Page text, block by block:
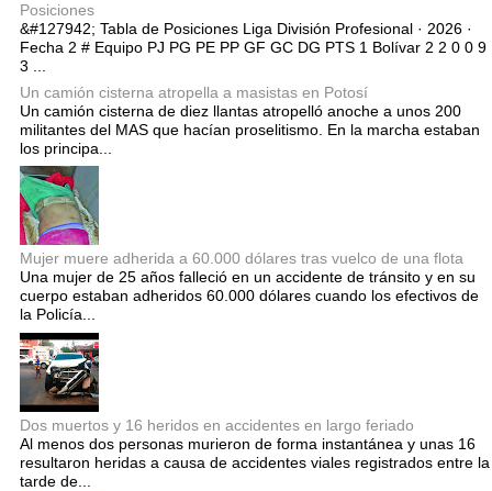
Posiciones
&#127942; Tabla de Posiciones Liga División Profesional · 2026 ·
Fecha 2 # Equipo PJ PG PE PP GF GC DG PTS 1 Bolívar 2 2 0 0 9
3 ...
Un camión cisterna atropella a masistas en Potosí
Un camión cisterna de diez llantas atropelló anoche a unos 200
militantes del MAS que hacían proselitismo. En la marcha estaban
los principa...
Mujer muere adherida a 60.000 dólares tras vuelco de una flota
Una mujer de 25 años falleció en un accidente de tránsito y en su
cuerpo estaban adheridos 60.000 dólares cuando los efectivos de
la Policía...
Dos muertos y 16 heridos en accidentes en largo feriado
Al menos dos personas murieron de forma instantánea y unas 16
resultaron heridas a causa de accidentes viales registrados entre la
tarde de...